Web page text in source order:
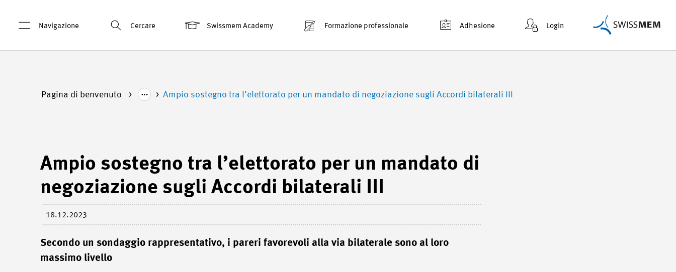
Navigazione Cercare Swissmem Academy Formazione professionale Adhesione Login
Pagina di benvenuto Ampio sostegno tra l’elettorato per un mandato di negoziazione sugli Accordi bilaterali III
Ampio sostegno tra l’elettorato per un mandato di
negoziazione sugli Accordi bilaterali III
18.12.2023
Secondo un sondaggio rappresentativo, i pareri favorevoli alla via bilaterale sono al loro
massimo livello